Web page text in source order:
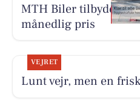
MTH Biler tilbyder
månedlig pris
VEJRET
Lunt vejr, men en